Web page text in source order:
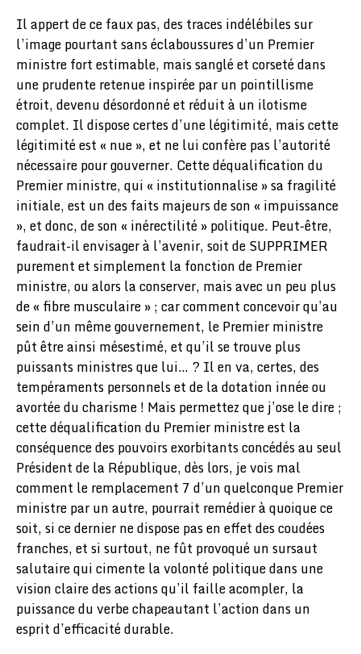
Il appert de ce faux pas, des traces indélébiles sur
l’image pourtant sans éclaboussures d’un Premier
ministre fort estimable, mais sanglé et corseté dans
une prudente retenue inspirée par un pointillisme
étroit, devenu désordonné et réduit à un ilotisme
complet. Il dispose certes d’une légitimité, mais cette
légitimité est « nue », et ne lui confère pas l’autorité
nécessaire pour gouverner. Cette déqualification du
Premier ministre, qui « institutionnalise » sa fragilité
initiale, est un des faits majeurs de son « impuissance
», et donc, de son « inérectilité » politique. Peut-être,
faudrait-il envisager à l’avenir, soit de SUPPRIMER
purement et simplement la fonction de Premier
ministre, ou alors la conserver, mais avec un peu plus
de « fibre musculaire » ; car comment concevoir qu’au
sein d’un même gouvernement, le Premier ministre
pût être ainsi mésestimé, et qu’il se trouve plus
puissants ministres que lui… ? Il en va, certes, des
tempéraments personnels et de la dotation innée ou
avortée du charisme ! Mais permettez que j’ose le dire ;
cette déqualification du Premier ministre est la
conséquence des pouvoirs exorbitants concédés au seul
Président de la République, dès lors, je vois mal
comment le remplacement 7 d’un quelconque Premier
ministre par un autre, pourrait remédier à quoique ce
soit, si ce dernier ne dispose pas en effet des coudées
franches, et si surtout, ne fût provoqué un sursaut
salutaire qui cimente la volonté politique dans une
vision claire des actions qu’il faille acompler, la
puissance du verbe chapeautant l’action dans un
esprit d’efficacité durable.